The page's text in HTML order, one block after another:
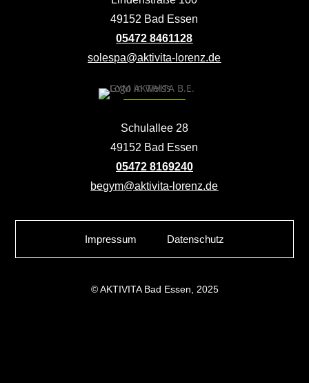
49152 Bad Essen
05472 8461128
solespa@aktivita-lorenz.de
Schulallee 28
49152 Bad Essen
05472 8169240
begym@aktivita-lorenz.de
Impressum Datenschutz
© AKTIVITA Bad Essen, 2025